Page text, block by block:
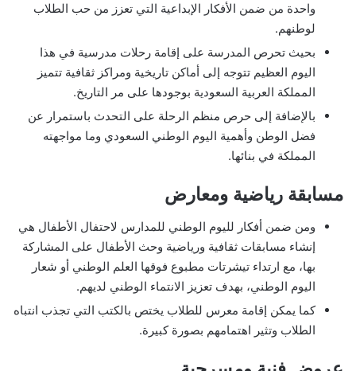
واحدة من ضمن الأفكار الإبداعية التي تعزز من حب الطلاب
لوطنهم.
بحيث تحرص المدرسة على إقامة رحلات مدرسية في هذا
اليوم العظيم تتوجه إلى أماكن تاريخية ومراكز ثقافية تتميز
المملكة العربية السعودية بوجودها على مر التاريخ.
بالإضافة إلى حرص منظم الرحلة على التحدث باستمرار عن
فضل الوطن وأهمية اليوم الوطني السعودي وما مواجهته
المملكة في بنائها.
مسابقة رياضية ومعارض
ومن ضمن أفكار لليوم الوطني للمدارس لاحتفال الأطفال هي
إنشاء مسابقات ثقافية ورياضية وحث الأطفال على المشاركة
بها، مع ارتداء تيشرتات مطبوع فوقها العلم الوطني أو شعار
اليوم الوطني، بهدف تعزيز الانتماء الوطني لديهم.
كما يمكن إقامة معرس للطلاب يختص بالكتب التي تجذب انتباه
الطلاب وتثير اهتمامهم بصورة كبيرة.